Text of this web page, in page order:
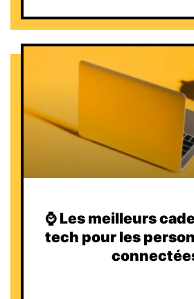
⌚️ Les meilleurs
tech pour les